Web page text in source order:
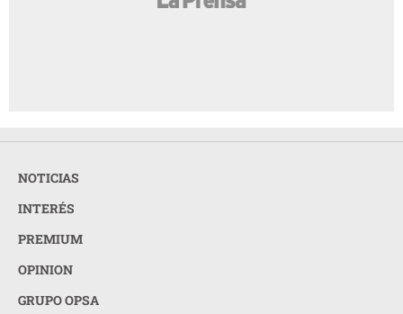
NOTICIAS
INTERÉS
PREMIUM
OPINION
GRUPO OPSA